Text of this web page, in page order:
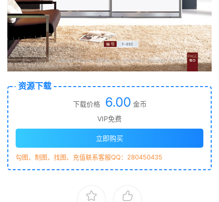
资源下载
下载价格 6.00 金币
VIP免费
立即购买
勾图、制图、找图、充值联系客服QQ：280450435